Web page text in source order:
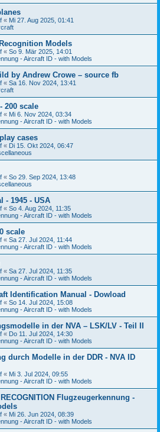
« Mi 27. Aug 2025, 01:41
Models
« So 9. Mär 2025, 14:01
- Aircraft ID - with Models
by Andrew Crowe – source fb
« Sa 16. Nov 2024, 13:41
200 scale
« Mi 6. Nov 2024, 03:34
- Aircraft ID - with Models
cases
« Di 15. Okt 2024, 06:47
« So 29. Sep 2024, 13:48
- 1945 - USA
« So 4. Aug 2024, 11:35
- Aircraft ID - with Models
scale
« Sa 27. Jul 2024, 11:44
- Aircraft ID - with Models
« Sa 27. Jul 2024, 11:35
- Aircraft ID - with Models
Identification Manual - Dowload
« So 14. Jul 2024, 15:08
- Aircraft ID - with Models
in der NVA – LSK/LV - Teil II
« Do 11. Jul 2024, 14:30
- Aircraft ID - with Models
durch Modelle in der DDR - NVA ID
« Mi 3. Jul 2024, 09:55
- Aircraft ID - with Models
Flugzeugerkennung -
« Mi 26. Jun 2024, 08:39
- Aircraft ID - with Models